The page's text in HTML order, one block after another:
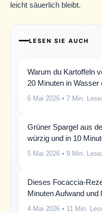
leicht säuerlich bleibt.
LESEN SIE AUCH
Warum du Kartoffeln
20 Minuten in Wasser
6 Mai 2026 • 7 Min.
Grüner Spargel aus
würzig und in 10
5 Mai 2026 • 9 Min.
Dieses Focaccia-
Minuten Aufwand
4 Mai 2026 • 11 Min.